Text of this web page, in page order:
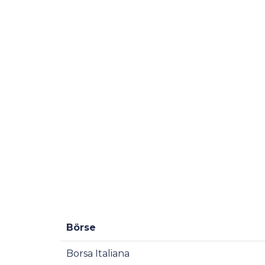
Börse
Borsa Italiana